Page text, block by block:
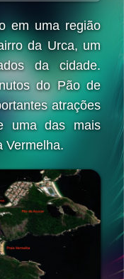
em uma região
da Urca, um
da cidade.
do Pão de
atrações
uma das mais
Vermelha.